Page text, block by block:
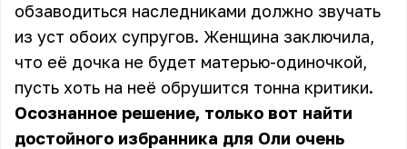
обзаводиться наследниками должно звучать
из уст обоих супругов. Женщина заключила,
что её дочка не будет матерью-одиночкой,
пусть хоть на неё обрушится тонна критики.
Осознанное решение, только вот найти
достойного избранника для Оли очень